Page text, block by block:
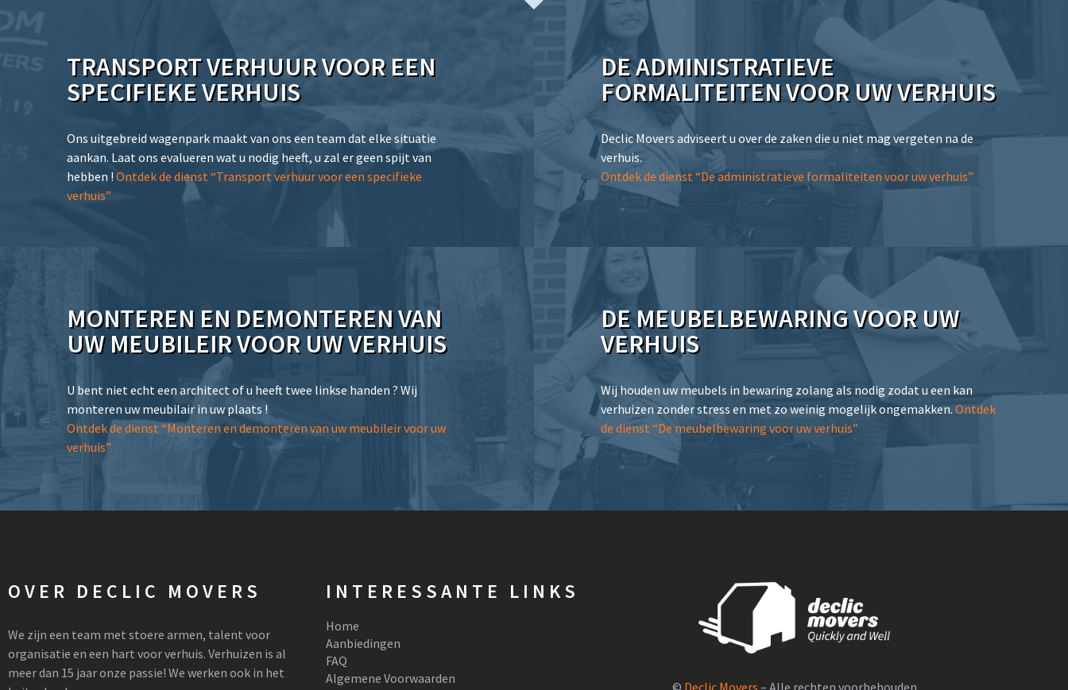
TRANSPORT VERHUUR VOOR EEN
SPECIFIEKE VERHUIS
Ons uitgebreid wagenpark maakt van ons een team dat elke situatie
aankan. Laat ons evalueren wat u nodig heeft, u zal er geen spijt van
hebben ! Ontdek de dienst “Transport verhuur voor een specifieke
verhuis”
DE ADMINISTRATIEVE
FORMALITEITEN VOOR UW VERHUIS
Declic Movers adviseert u over de zaken die u niet mag vergeten na de
verhuis.
Ontdek de dienst “De administratieve formaliteiten voor uw verhuis”
MONTEREN EN DEMONTEREN VAN
UW MEUBILEIR VOOR UW VERHUIS
U bent niet echt een architect of u heeft twee linkse handen ? Wij
monteren uw meubilair in uw plaats !
Ontdek de dienst “Monteren en demonteren van uw meubileir voor uw
verhuis”
DE MEUBELBEWARING VOOR UW
VERHUIS
Wij houden uw meubels in bewaring zolang als nodig zodat u een kan
verhuizen zonder stress en met zo weinig mogelijk ongemakken. Ontdek
de dienst “De meubelbewaring voor uw verhuis”
OVER DECLIC MOVERS
We zijn een team met stoere armen, talent voor
organisatie en een hart voor verhuis. Verhuizen is al
meer dan 15 jaar onze passie! We werken ook in het
INTERESSANTE LINKS
Home
Aanbiedingen
FAQ
Algemene Voorwaarden